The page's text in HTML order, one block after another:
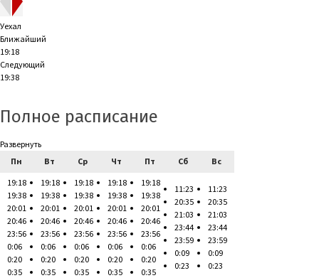
Уехал
Ближайший
19:18
Следующий
19:38
Полное расписание
Развернуть
Пн
Вт Ср Чт Пт Сб
Вс
19:18
19:38
20:01
20:46
23:56
0:06
0:20
0:35
19:18
19:38
20:01
20:46
23:56
0:06
0:20
0:35
19:18
19:38
20:01
20:46
23:56
0:06
0:20
0:35
19:18
19:38
20:01
20:46
23:56
0:06
0:20
0:35
19:18
19:38
20:01
20:46
23:56
0:06
0:20
0:35
11:23
20:35
21:03
23:44
23:59
0:09
0:23
11:23
20:35
21:03
23:44
23:59
0:09
0:23